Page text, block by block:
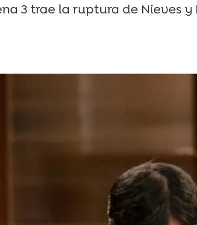
3 trae la ruptura de Nieves